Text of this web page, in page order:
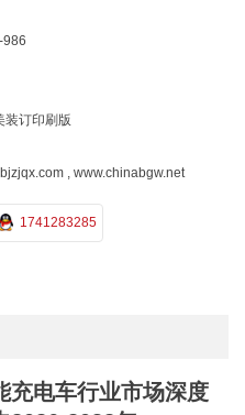
986
装订印刷版
, www.chinabgw.net
1741283285
充电车行业市场深度